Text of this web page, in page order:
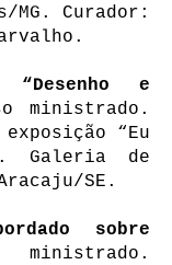
MG. Curador:
e
ministrado.
exposição “Eu
Galeria de
SE.
sobre